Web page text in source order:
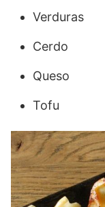
Verduras
Cerdo
Queso
Tofu